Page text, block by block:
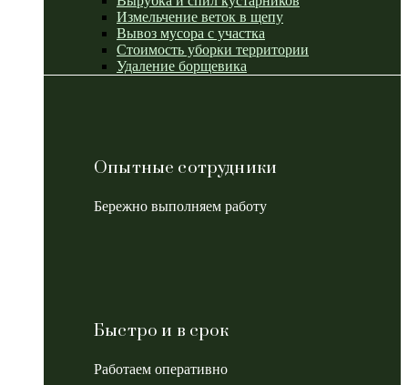
Измельчение веток в щепу
Вывоз мусора с участка
Стоимость уборки территории
Удаление борщевика
Опытные сотрудники
Бережно выполняем работу
Быстро и в срок
Работаем оперативно